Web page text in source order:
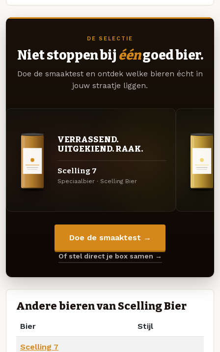
DE SELECTIE
Niet stoppen bij ééngoed bier.
Doe de smaaktest en ontdek welke bieren écht in
jouw straatje liggen.
VERRASSEND.
UITGEKIEND. RAAK.
Scelling 7
Speciaalbier · Scelling Bier
Doe de smaaktest →
Of stel direct je box samen →
Andere bieren van Scelling Bier
Bier Stijl
Scelling 7